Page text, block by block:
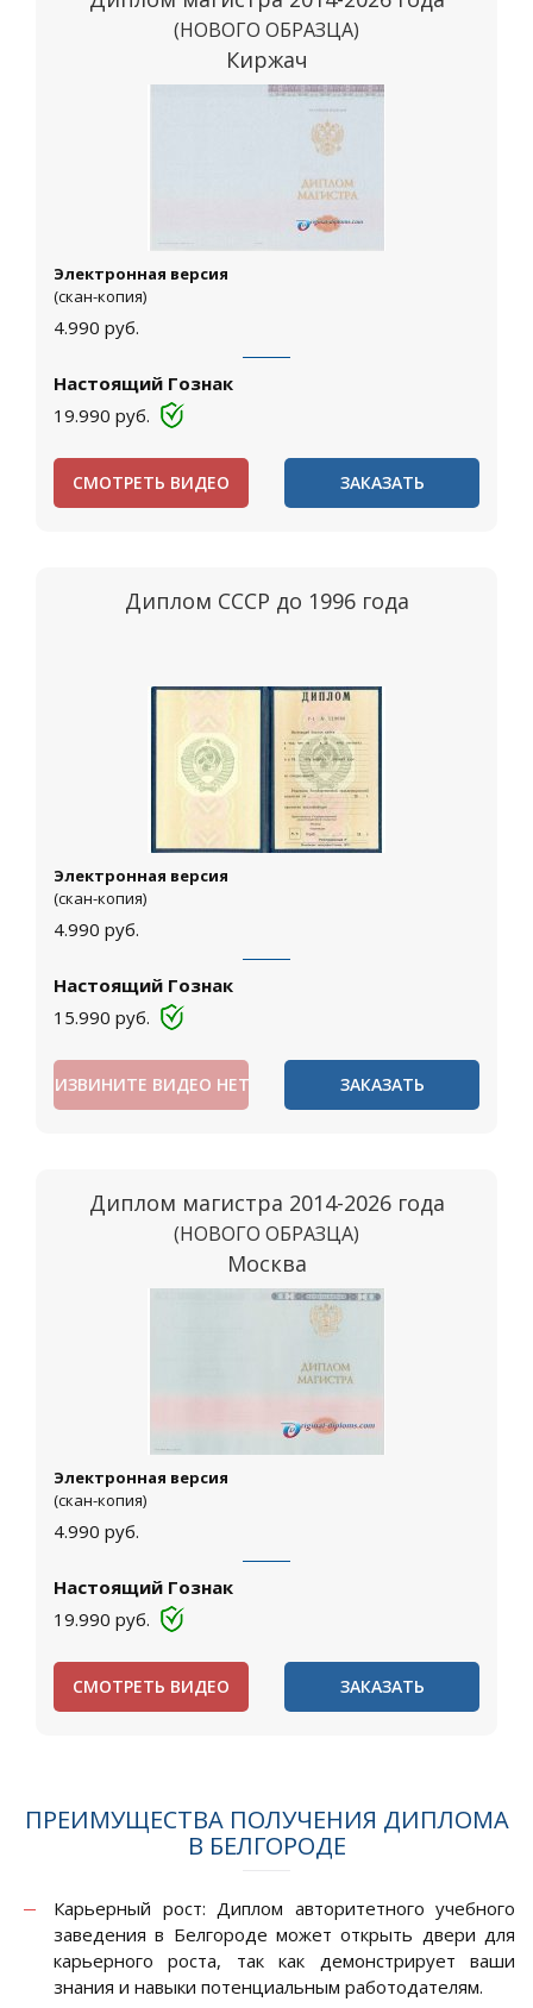
(НОВОГО ОБРАЗЦА)
Киржач
Электронная версия
(скан-копия)
4.990 руб.
Настоящий Гознак
19.990 руб.
СМОТРЕТЬ ВИДЕО ЗАКАЗАТЬ
Диплом СССР до 1996 года
Электронная версия
(скан-копия)
4.990 руб.
Настоящий Гознак
15.990 руб.
ИЗВИНИТЕ ВИДЕО НЕТ ЗАКАЗАТЬ
Диплом магистра 2014-2026 года
(НОВОГО ОБРАЗЦА)
Москва
Электронная версия
(скан-копия)
4.990 руб.
Настоящий Гознак
19.990 руб.
СМОТРЕТЬ ВИДЕО ЗАКАЗАТЬ
ПРЕИМУЩЕСТВА ПОЛУЧЕНИЯ ДИПЛОМА
В БЕЛГОРОДЕ
Карьерный рост: Диплом авторитетного учебного
заведения в Белгороде может открыть двери для
карьерного роста, так как демонстрирует ваши
знания и навыки потенциальным работодателям.